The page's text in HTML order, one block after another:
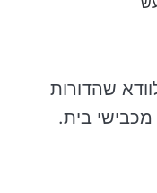
שהדורות
בית.